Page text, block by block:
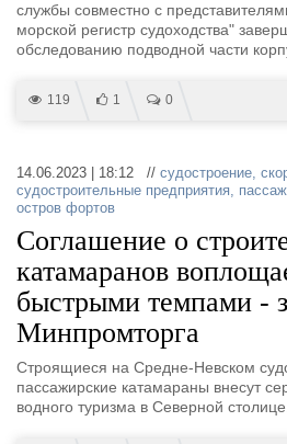
службы совместно с
морской регистр судоходства"
обследованию подводной части
119 1 0
14.06.2023 | 18:12 // судостроение,
судостроительные предприятия,
остров фортов
Соглашение о
катамаранов
быстрыми темпами -
Минпромторга
Строящиеся на Средне-Невском
пассажирские катамараны внесут
водного туризма в Северной столице.